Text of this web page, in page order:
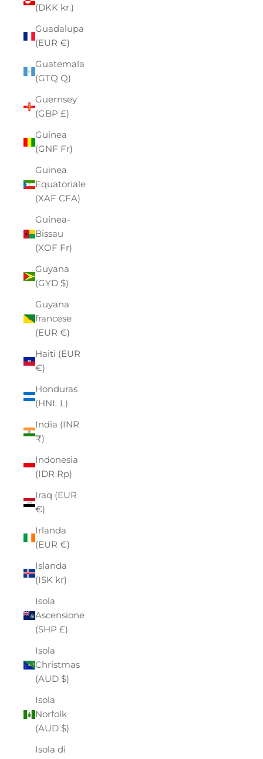
(DKK kr.)
Guadalupa
(EUR €)
Guatemala
(GTQ Q)
Guernsey
(GBP £)
Guinea
(GNF Fr)
Guinea
Equatoriale
(XAF CFA)
Guinea-
Bissau
(XOF Fr)
Guyana
(GYD $)
Guyana
francese
(EUR €)
Haiti (EUR
€)
Honduras
(HNL L)
India (INR
₹)
Indonesia
(IDR Rp)
Iraq (EUR
€)
Irlanda
(EUR €)
Islanda
(ISK kr)
Isola
Ascensione
(SHP £)
Isola
Christmas
(AUD $)
Isola
Norfolk
(AUD $)
Isola di